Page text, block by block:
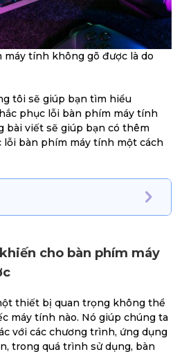
tính không gõ được là do
tôi sẽ giúp bạn tìm hiểu
phục lỗi bàn phím máy tính
bài viết sẽ giúp bạn có thêm
bàn phím máy tính một cách
cho bàn phím máy
thiết bị quan trọng không thể
máy tính nào. Nó giúp chúng ta
với các chương trình, ứng dụng
trong quá trình sử dụng, bàn